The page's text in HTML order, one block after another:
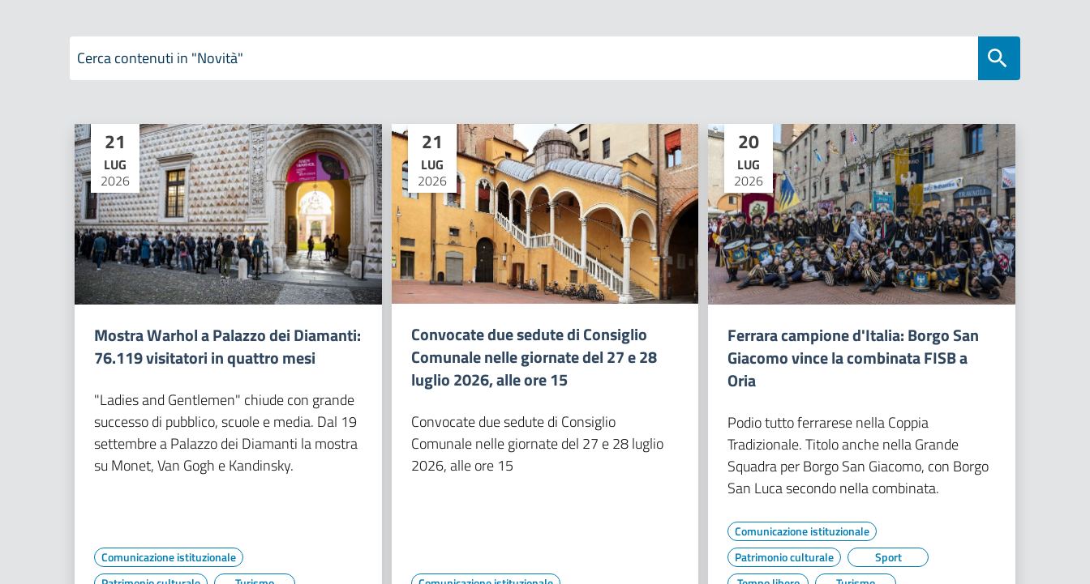
Cerca contenuti in "Novità"
21
LUG
2026
Mostra Warhol a Palazzo dei Diamanti:
76.119 visitatori in quattro mesi
"Ladies and Gentlemen" chiude con grande
successo di pubblico, scuole e media. Dal 19
settembre a Palazzo dei Diamanti la mostra
su Monet, Van Gogh e Kandinsky.
Comunicazione istituzionale
21
LUG
2026
Convocate due sedute di Consiglio
Comunale nelle giornate del 27 e 28
luglio 2026, alle ore 15
Convocate due sedute di Consiglio
Comunale nelle giornate del 27 e 28 luglio
2026, alle ore 15
20
LUG
2026
Ferrara campione d'Italia: Borgo San
Giacomo vince la combinata FISB a
Oria
Podio tutto ferrarese nella Coppia
Tradizionale. Titolo anche nella Grande
Squadra per Borgo San Giacomo, con Borgo
San Luca secondo nella combinata.
Comunicazione istituzionale
Patrimonio culturale
Sport